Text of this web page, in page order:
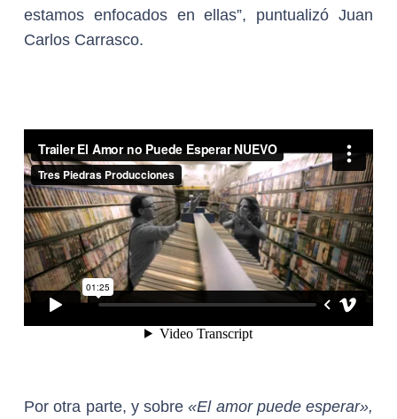
estamos enfocados en ellas”, puntualizó Juan
Carlos Carrasco.
Por otra parte, y sobre«El amor puede esperar»,